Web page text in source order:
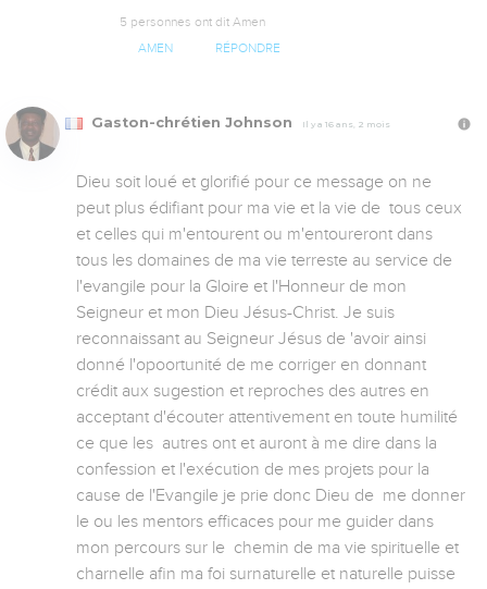
5 personnes ont dit Amen
AMEN RÉPONDRE
Gaston-chrétien Johnson Il y a 16 ans, 2 mois
Dieu soit loué et glorifié pour ce message on ne
peut plus édifiant pour ma vie et la vie de  tous ceux
et celles qui m'entourent ou m'entoureront dans
tous les domaines de ma vie terreste au service de
l'evangile pour la Gloire et l'Honneur de mon
Seigneur et mon Dieu Jésus-Christ. Je suis
reconnaissant au Seigneur Jésus de 'avoir ainsi
donné l'opoortunité de me corriger en donnant
crédit aux sugestion et reproches des autres en
acceptant d'écouter attentivement en toute humilité
ce que les  autres ont et auront à me dire dans la
confession et l'exécution de mes projets pour la
cause de l'Evangile je prie donc Dieu de  me donner
le ou les mentors efficaces pour me guider dans
mon percours sur le  chemin de ma vie spirituelle et
charnelle afin ma foi surnaturelle et naturelle puisse